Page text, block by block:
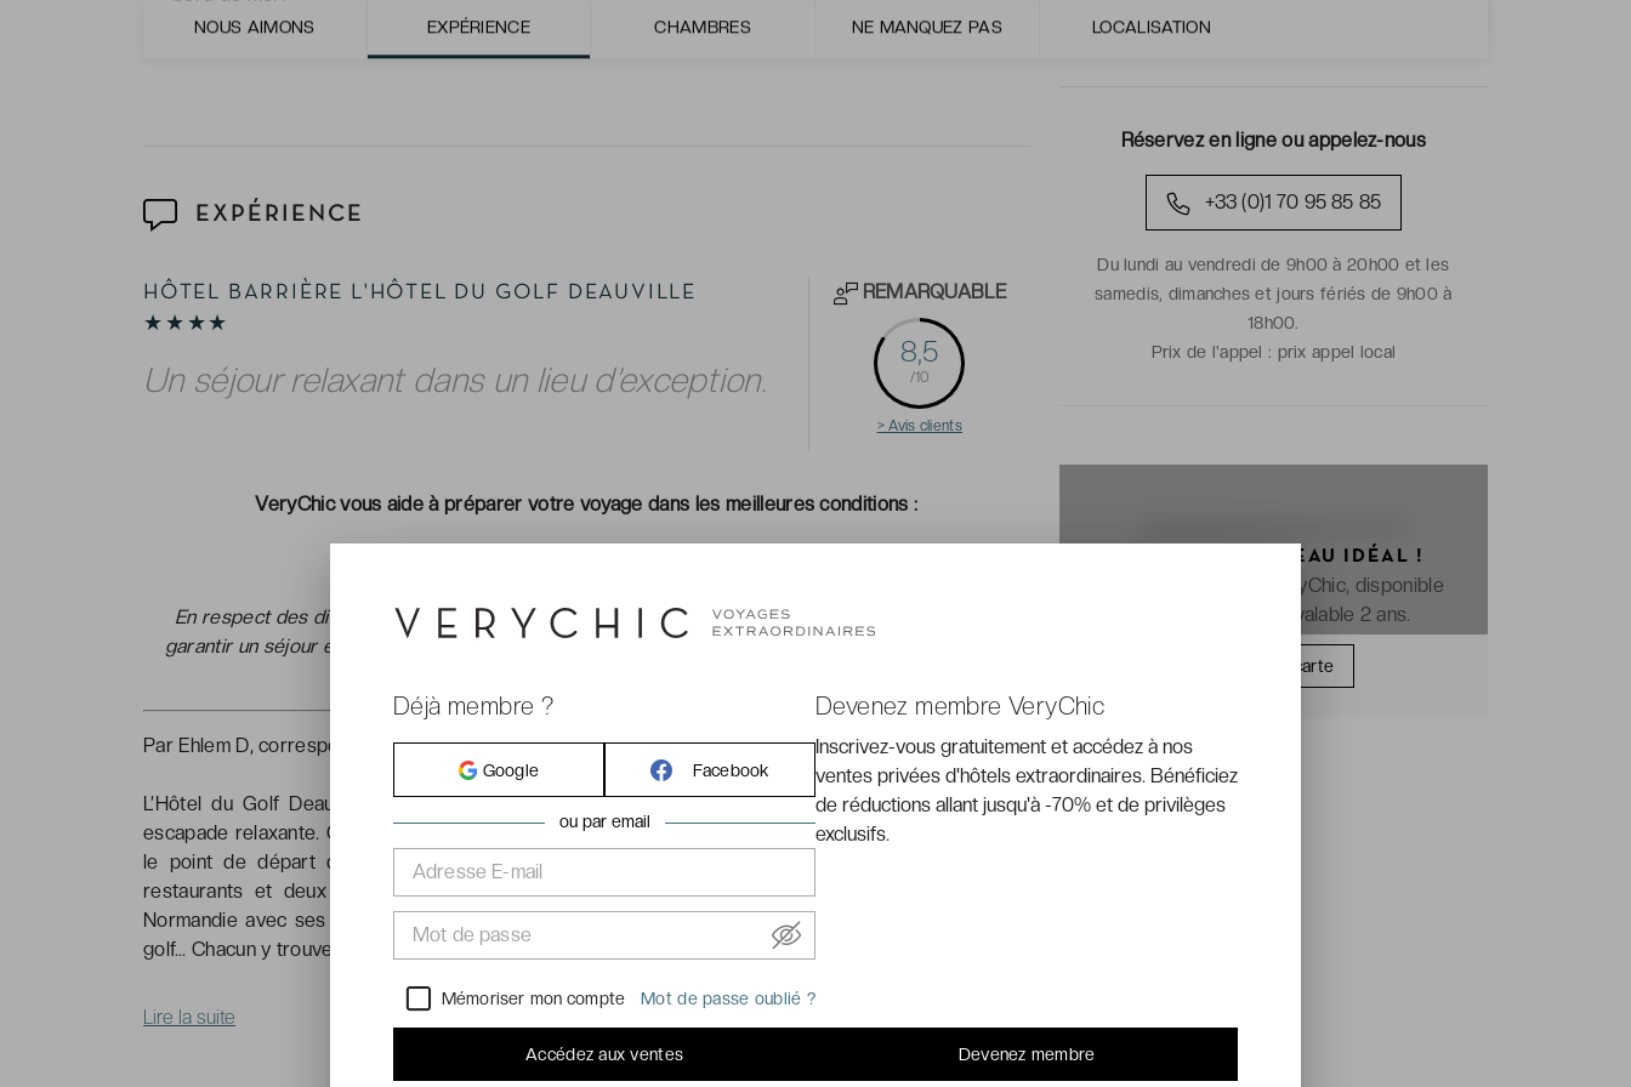
NOUS AIMONS EXPÉRIENCE CHAMBRES NE MANQUEZ PAS LOCALISATION
EXPÉRIENCE
HÔTEL BARRIÈRE L'HÔTEL DU GOLF DEAUVILLE
★★★★
Un séjour relaxant dans un lieu d’exception.
REMARQUABLE
8,5
/10
> Avis clients
VeryChic vous aide à préparer votre voyage dans les meilleures conditions :
En respect des dispositions imposées par le gouvernement, les hôtels se mobilisent pour vous
garantir un séjour en toute sérénité. Consultez les mesures mises en place au sein de votre hôtel
Par Ehlem D, correspondante de VeryChic
L’Hôtel du Golf Deauville est sans aucun doute le lieu de villégiature idéal pour votre prochaine
escapade relaxante. Cet hôtel, situé sur un domaine golfique entre mer et campagne, ne peut qu’être
le point de départ d’un séjour d’exception que vous n’êtes pas prêt d’oublier. Entre ses deux
restaurants et deux bars remarquables, sa décoration élégante et raffinée aux couleurs de la
Normandie avec ses pommes, chevaux et une atmosphère british, son Spa, le Casino, le terrain de
golf… Chacun y trouvera un havre de paix bien mérité.
Lire la suite
Réservez en ligne ou appelez-nous
+33 (0)1 70 95 85 85
Du lundi au vendredi de 9h00 à 20h00 et les
samedis, dimanches et jours fériés de 9h00 à
18h00.
Prix de l'appel : prix appel local
OFFREZ LE CADEAU IDÉAL !
La e-carte cadeau VeryChic, disponible
immédiatement et valable 2 ans.
Offrir une carte
Déjà membre ?
Google Facebook
ou par email
Adresse E-mail
Mot de passe
Mémoriser mon compte Mot de passe oublié ?
Accédez aux ventes
Devenez membre VeryChic
Inscrivez-vous gratuitement et accédez à nos
ventes privées d'hôtels extraordinaires. Bénéficiez
de réductions allant jusqu'à -70% et de privilèges
exclusifs.
Devenez membre